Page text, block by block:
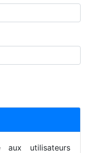
aux utilisateurs